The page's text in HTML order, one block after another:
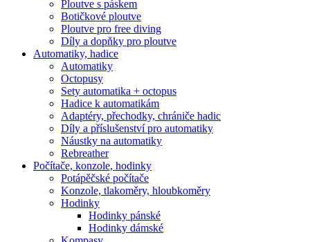
Ploutve s páskem
Botičkové ploutve
Ploutve pro free diving
Díly a dopňky pro ploutve
Automatiky, hadice
Automatiky
Octopusy
Sety automatika + octopus
Hadice k automatikám
Adaptéry, přechodky, chrániče hadic
Díly a příslušenství pro automatiky
Náustky na automatiky
Rebreather
Počítače, konzole, hodinky
Potápěčské počítače
Konzole, tlakoměry, hloubkoměry
Hodinky
Hodinky pánské
Hodinky dámské